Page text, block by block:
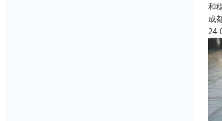
和
成
24-